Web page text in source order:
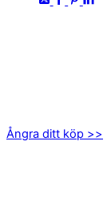
Ångra ditt köp >>